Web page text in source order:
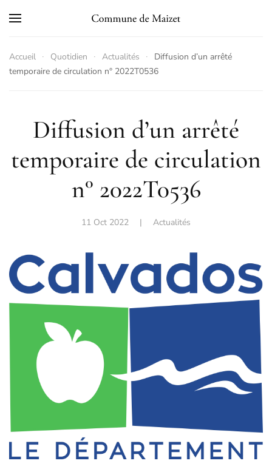
Accueil Quotidien Actualités
Diffusion d’un arrêté
temporaire de circulation n° 2022T0536
Diffusion d’un arrêté
temporaire de circulation
n° 2022T0536
11 Oct 2022 | Actualités